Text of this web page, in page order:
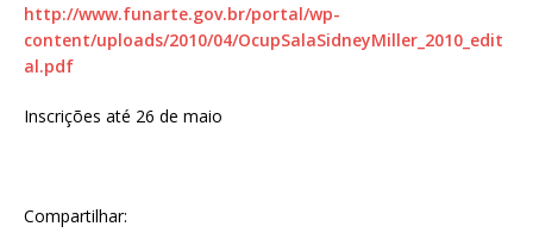
http://www.funarte.gov.br/portal/wp-
content/uploads/2010/04/OcupSalaSidneyMiller_2010_edit
al.pdf
Inscrições até 26 de maio
Compartilhar: